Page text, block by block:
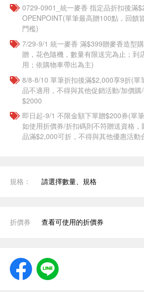
0729-0901_統一麥香​ 指定品折扣後滿
OPENPOINT(單筆最高贈100點，回饋
門檻)
7/29-9/1 統一麥香​ 滿$399贈麥香造型
贈，花色隨機，數量有限送完為止；到
用；依購物車帶出為主)
8/8-8/10 單筆折扣後滿$2,000享9折(單
品不適用，不得與其他促銷活動/加價
$2000
即日起-9/1 不限金額下單贈$200券(單
如使用折價券/折扣碼則不符贈送資格
品滿$2,000可折，不得與其他優惠活動
規格： 請選擇數量、規格
折價券 查看可使用的折價券